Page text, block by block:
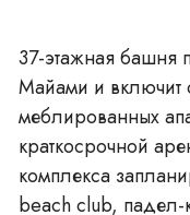
37-этажная башня
Майами и
меблированных
краткосрочной
комплекса
beach club, падел-